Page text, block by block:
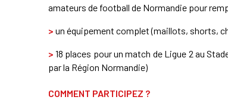
amateurs de football de Normandie pour
> un équipement complet (maillots, shorts,
> 18 places pour un match de Ligue 2 au
par la Région Normandie)
COMMENT PARTICIPEZ ?